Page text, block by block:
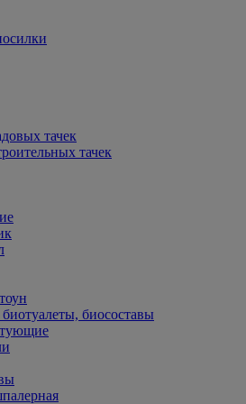
тачек
тачек
биосоставы